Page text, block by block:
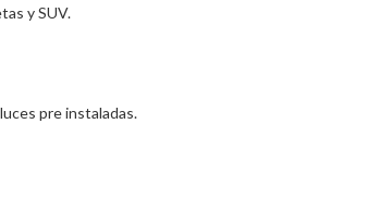
y SUV.
pre instaladas.